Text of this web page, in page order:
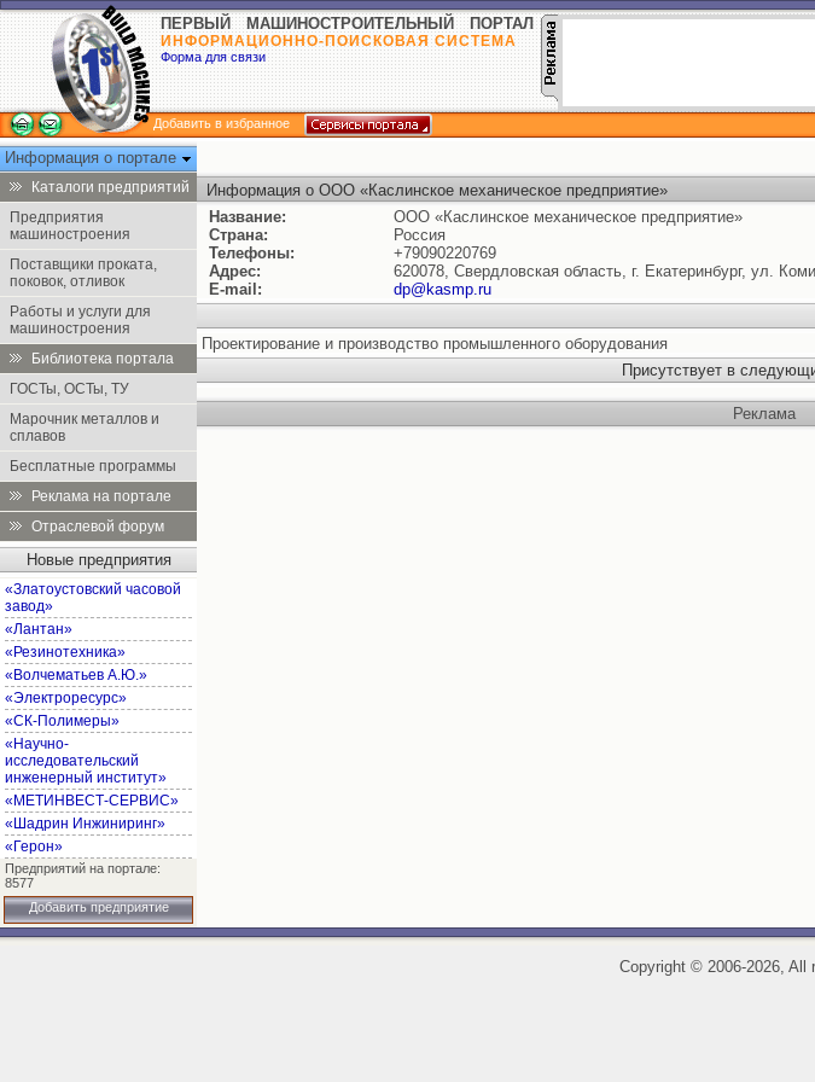
ПЕРВЫЙ МАШИНОСТРОИТЕЛЬНЫЙ ПОРТАЛ
ИНФОРМАЦИОННО-ПОИСКОВАЯ СИСТЕМА
Форма для связи
Добавить в избранное
Информация о портале
Каталоги предприятий
Предприятия
машиностроения
Поставщики проката,
поковок, отливок
Работы и услуги для
машиностроения
Библиотека портала
ГОСТы, ОСТы, ТУ
Марочник металлов и
сплавов
Бесплатные программы
Реклама на портале
Отраслевой форум
Новые предприятия
«Златоустовский часовой
завод»
«Лантан»
«Резинотехника»
«Волчематьев А.Ю.»
«Электроресурс»
«СК-Полимеры»
«Научно-
исследовательский
инженерный институт»
«МЕТИНВЕСТ-СЕРВИС»
«Шадрин Инжиниринг»
«Герон»
Предприятий на портале:
8577
Добавить предприятие
Информация о ООО «Каслинское механическое предприятие»
Название:
ООО «Каслинское механическое предприятие»
Страна:
Россия
Телефоны:
+79090220769
Адрес:
620078, Свердловская область, г. Екатеринбург, ул.
E-mail:
dp@kasmp.ru
Проектирование и производство промышленного оборудования
Присутствует в
Реклама
Copyright ©2006-2026, All